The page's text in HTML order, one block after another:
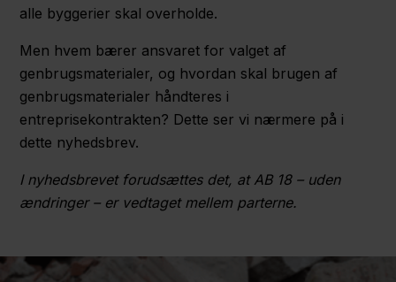
alle byggerier skal overholde.
Men hvem bærer ansvaret for valget af
genbrugsmaterialer, og hvordan skal brugen af
genbrugsmaterialer håndteres i
entreprisekontrakten? Dette ser vi nærmere på i
dette nyhedsbrev.
I nyhedsbrevet forudsættes det, at AB 18 – uden
ændringer – er vedtaget mellem parterne.